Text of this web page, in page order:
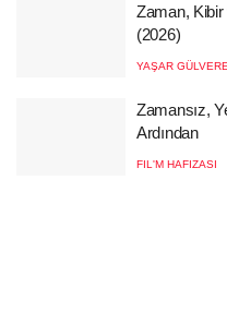
Zaman,
(2026)
YAŞAR
Zamansız,
Ardından
FIL'M HAFIZASI